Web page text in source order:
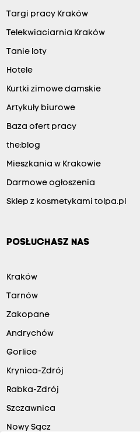
Targi pracy Kraków
Telekwiaciarnia Kraków
Tanie loty
Hotele
Kurtki zimowe damskie
Artykuły biurowe
Baza ofert pracy
the:blog
Mieszkania w Krakowie
Darmowe ogłoszenia
Sklep z kosmetykami tolpa.pl
POSŁUCHASZ NAS
Kraków
Tarnów
Zakopane
Andrychów
Gorlice
Krynica-Zdrój
Rabka-Zdrój
Szczawnica
Nowy Sącz